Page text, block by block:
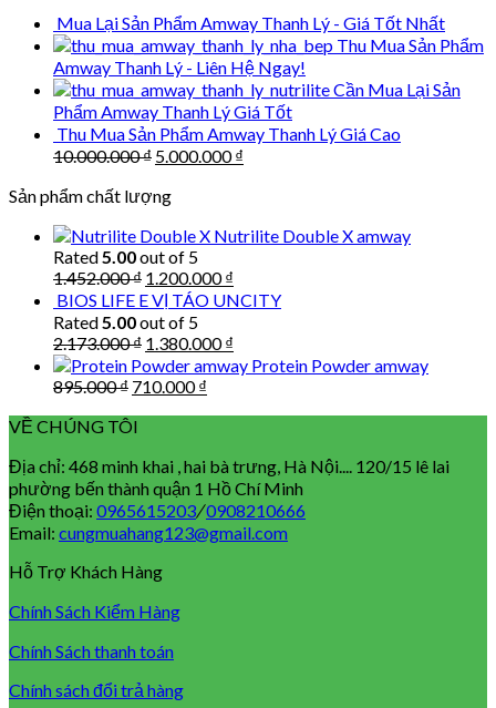
Mua Lại Sản Phẩm Amway Thanh Lý - Giá Tốt Nhất
Thu Mua Sản Phẩm
Amway Thanh Lý - Liên Hệ Ngay!
Cần Mua Lại Sản
Phẩm Amway Thanh Lý Giá Tốt
Thu Mua Sản Phẩm Amway Thanh Lý Giá Cao
10.000.000₫ Original
was:
5.000.000₫
Sản phẩm chất lượng
Nutrilite Double X amway
Rated5.00out of 5
1.452.000₫ Original
price
was:
1.452.000 ₫.
1.200.000₫
price
BIOS LIFE E VỊ TÁO UNCITY
Rated5.00out of 5
2.173.000₫ Original
price
was:
1.380.000₫
priceProtein Powder amway
895.000₫ Original
was:
710.000₫
VỀ CHÚNG TÔI
Địa chỉ: 468 minh khai , hai bà trưng, Hà Nội.... 120/15 lê lai
phường bến thành quận 1 Hồ Chí Minh
Điện thoại: 0965615203/0908210666
Email: cungmuahang123@gmail.com
Hỗ Trợ Khách Hàng
Chính Sách Kiểm Hàng
Chính Sách thanh toán
Chính sách đổi trả hàng